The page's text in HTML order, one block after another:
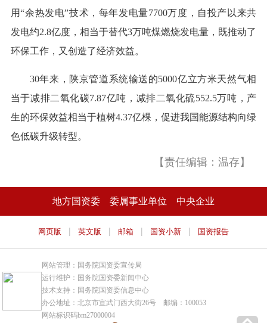
用“余热发电”技术，每年发电量7700万度，自投产以来共
发电约2.8亿度，相当于替代3万吨煤燃烧发电量，既推动了
环保工作，又创造了经济效益。
30年来，陕京管道系统输送的5000亿立方米天然气相
当于减排二氧化碳7.87亿吨，减排二氧化硫552.5万吨，产
生的环保效益相当于植树4.37亿棵，促进我国能源结构向绿
色低碳升级转型。
【责任编辑：温存】
地方国资委 委属事业单位 中央企业
网页版 | 英文版 | 邮箱 | 国资小新 | 国资报告
网站管理：国务院国资委宣传局
运行维护：国务院国资委新闻中心
技术支持：国务院国资委信息中心
办公地址：北京市宣武门西大街26号 邮编：100053
网站标识码bm27000004